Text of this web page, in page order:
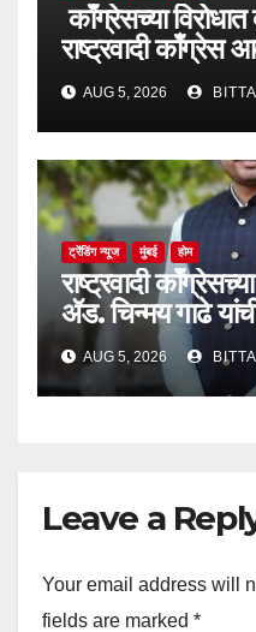
काँग्रेसच्या विरोधात
राष्ट्रवादी काँग्रेस
AUG 5, 2026
ट्रेंडिंग न्यूज मुंबई होम
राष्ट्रवादी
ॲड. चिन्मय गाढे
AUG 5, 2026
Leave a
Your email address will
fields are marked *